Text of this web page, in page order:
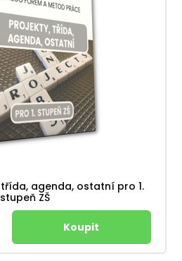
třída, agenda, ostatní pro 1.
stupeň ZŠ